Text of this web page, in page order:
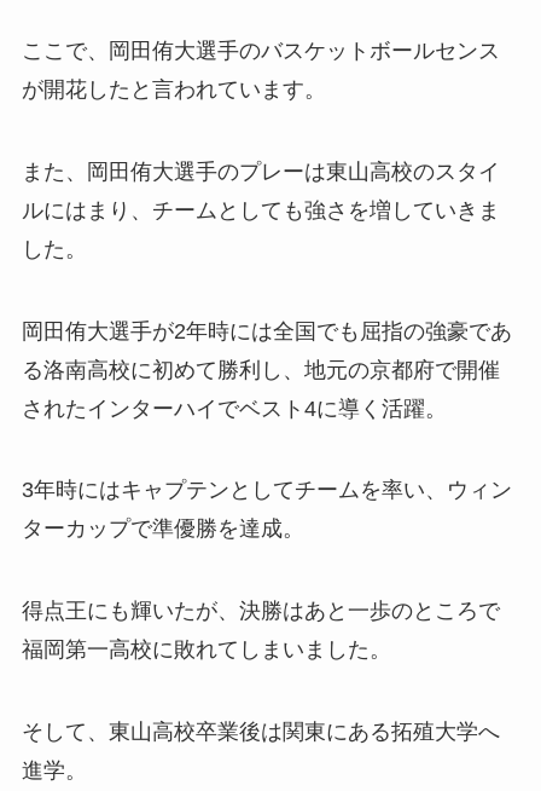
ここで、岡田侑大選手のバスケットボールセンス
が開花したと言われています。
また、岡田侑大選手のプレーは東山高校のスタイ
ルにはまり、チームとしても強さを増していきま
した。
岡田侑大選手が2年時には全国でも屈指の強豪であ
る洛南高校に初めて勝利し、地元の京都府で開催
されたインターハイでベスト4に導く活躍。
3年時にはキャプテンとしてチームを率い、ウィン
ターカップで準優勝を達成。
得点王にも輝いたが、決勝はあと一歩のところで
福岡第一高校に敗れてしまいました。
そして、東山高校卒業後は関東にある拓殖大学へ
進学。